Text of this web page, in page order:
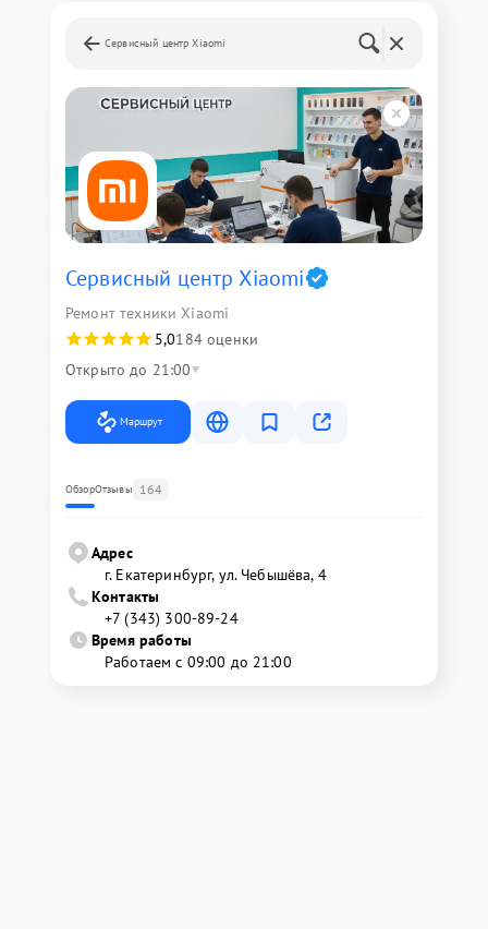
Сервисный центр Xiaomi
Сервисный центр Xiaomi
Ремонт техники Xiaomi
5,0184 оценки
Открыто до 21:00
Маршрут
ОбзорОтзывы 164
Адрес
г. Екатеринбург, ул. Чебышёва, 4
Контакты
+7 (343) 300-89-24
Время работы
Работаем с 09:00 до 21:00